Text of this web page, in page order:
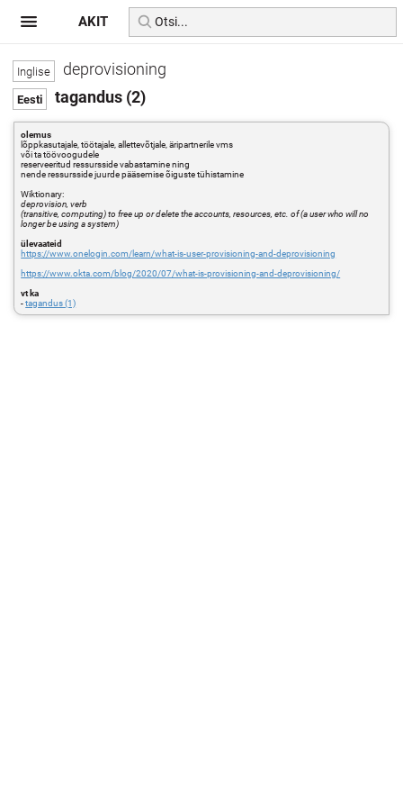
deprovisioning
tagandus (2)
olemus
lõppkasutajale, töötajale, allettevõtjale, äripartnerile vms
või ta töövoogudele
reserveeritud ressursside vabastamine ning
nende ressursside juurde pääsemise õiguste tühistamine
Wiktionary:
deprovision, verb
(transitive, computing) to free up or delete the accounts, resources, etc. of (a user who will no
longer be using a system)
ülevaateid
https://www.onelogin.com/learn/what-is-user-provisioning-and-deprovisioning
https://www.okta.com/blog/2020/07/what-is-provisioning-and-deprovisioning/
vt ka
-tagandus (1)
AKIT